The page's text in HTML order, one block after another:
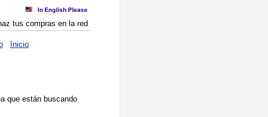
tus compras en la red
Inicio
que están buscando